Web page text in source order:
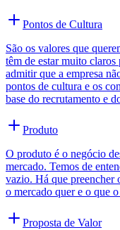
Pontos de Cultura
São os valores que
têm de estar muito
admitir que a empresa
pontos de cultura e os
base do recrutamento e
Produto
O produto é o negócio
mercado. Temos de
vazio. Há que preencher
o mercado quer e o que
Proposta de Valor